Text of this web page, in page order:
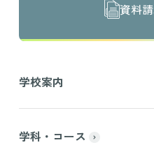
資料
学校案内
学科・コース